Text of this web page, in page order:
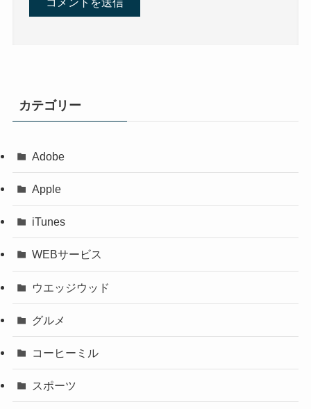
カテゴリー
Adobe
Apple
iTunes
WEBサービス
ウエッジウッド
グルメ
コーヒーミル
スポーツ